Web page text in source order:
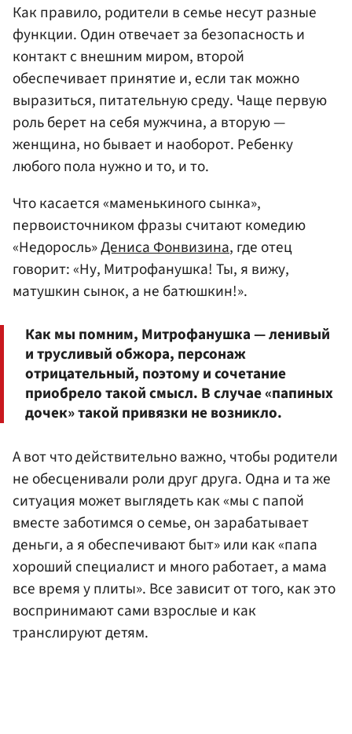
Как правило, родители в семье несут разные
функции. Один отвечает за безопасность и
контакт с внешним миром, второй
обеспечивает принятие и, если так можно
выразиться, питательную среду. Чаще первую
роль берет на себя мужчина, а вторую —
женщина, но бывает и наоборот. Ребенку
любого пола нужно и то, и то.
Что касается «маменькиного сынка»,
первоисточником фразы считают комедию
«Недоросль»Дениса Фонвизина, где отец
говорит: «Ну, Митрофанушка! Ты, я вижу,
матушкин сынок, а не батюшкин!».
Как мы помним, Митрофанушка — ленивый
и трусливый обжора, персонаж
отрицательный, поэтому и сочетание
приобрело такой смысл. В случае «папиных
дочек» такой привязки не возникло.
А вот что действительно важно, чтобы родители
не обесценивали роли друг друга. Одна и та же
ситуация может выглядеть как «мы с папой
вместе заботимся о семье, он зарабатывает
деньги, а я обеспечивают быт» или как «папа
хороший специалист и много работает, а мама
все время у плиты». Все зависит от того, как это
воспринимают сами взрослые и как
транслируют детям.